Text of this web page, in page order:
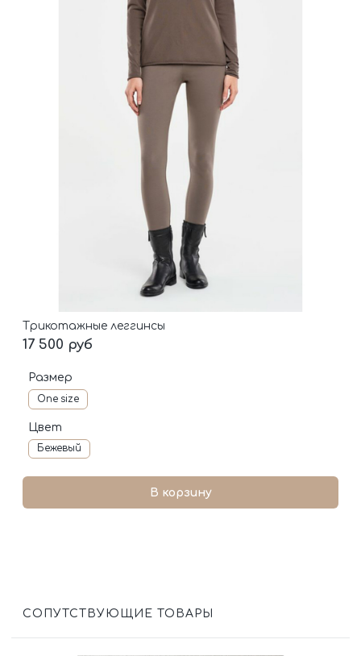
Трикотажные леггинсы
17 500 руб
Размер
One size
Цвет
Бежевый
В корзину
СОПУТСТВУЮЩИЕ ТОВАРЫ